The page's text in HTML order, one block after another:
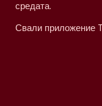
средата.
Свали приложение